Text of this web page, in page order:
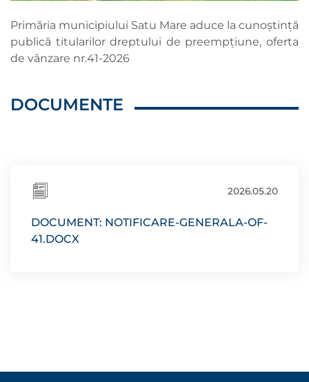
Primăria municipiului Satu Mare aduce la cunoștință
publică titularilor dreptului de preempțiune, oferta
de vânzare nr.41-2026
DOCUMENTE
2026.05.20
DOCUMENT: NOTIFICARE-GENERALA-OF-
41.DOCX